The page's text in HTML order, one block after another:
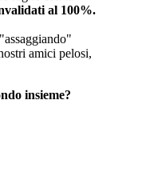
al 100%.
amici pelosi,
insieme?